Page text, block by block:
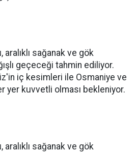
aralıklı sağanak ve gök
geçeceği tahmin ediliyor.
iç kesimleri ile Osmaniye ve
yer kuvvetli olması bekleniyor.
aralıklı sağanak ve gök